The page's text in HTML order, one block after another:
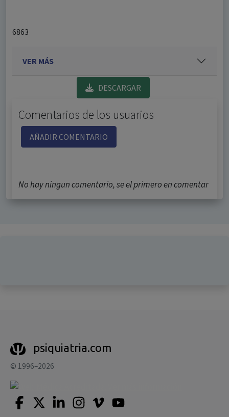
6863
VER MÁS
DESCARGAR
Comentarios de los usuarios
AÑADIR COMENTARIO
No hay ningun comentario, se el primero en comentar
psiquiatria.com
© 1996–2026